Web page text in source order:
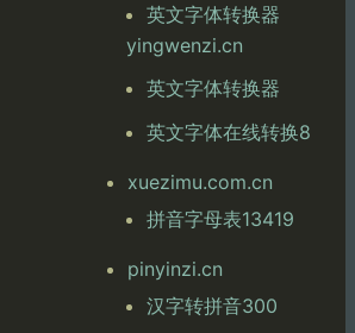
英文字体转换器
yingwenzi.cn
英文字体转换器
英文字体在线转换8
xuezimu.com.cn
拼音字母表13419
pinyinzi.cn
汉字转拼音300